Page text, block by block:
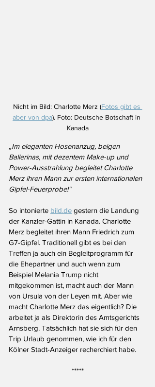
Nicht im Bild: Charlotte Merz (Fotos gibt es
aber von dpa). Foto: Deutsche Botschaft in
Kanada
„Im eleganten Hosenanzug, beigen
Ballerinas, mit dezentem Make-up und
Power-Ausstrahlung begleitet Charlotte
Merz ihren Mann zur ersten internationalen
Gipfel-Feuerprobe!“
So intonierte bild.de gestern die Landung
der Kanzler-Gattin in Kanada. Charlotte
Merz begleitet ihren Mann Friedrich zum
G7-Gipfel. Traditionell gibt es bei den
Treffen ja auch ein Begleitprogramm für
die Ehepartner und auch wenn zum
Beispiel Melania Trump nicht
mitgekommen ist, macht auch der Mann
von Ursula von der Leyen mit. Aber wie
macht Charlotte Merz das eigentlich? Die
arbeitet ja als Direktorin des Amtsgerichts
Arnsberg. Tatsächlich hat sie sich für den
Trip Urlaub genommen, wie ich für den
Kölner Stadt-Anzeiger recherchiert habe.
*****